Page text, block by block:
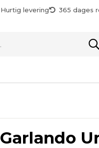
Hurtig levering 365 dages
Garlando